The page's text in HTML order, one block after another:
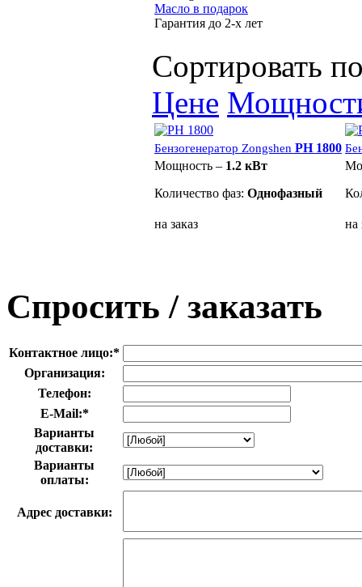
Масло в подарок
Гарантия до 2-х лет
Сортировать
Цене
Бензогенератор Zongshen PH 1800
Мощность – 1.2 кВт
Количество фаз: Однофазный
на заказ на
Спросить / заказать
Контактное лицо:*
Организация:
Телефон:
E-Mail:*
Варианты
доставки:
Варианты
оплаты:
Адрес доставки: